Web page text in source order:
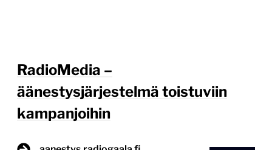
RadioMedia –
äänestysjärjestelmä toistuviin
kampanjoihin